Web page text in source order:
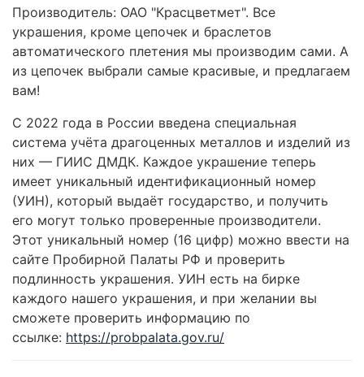
Производитель: ОАО "Красцветмет". Все
украшения, кроме цепочек и браслетов
автоматического плетения мы производим сами. А
из цепочек выбрали самые красивые, и предлагаем
вам!
С 2022 года в России введена специальная
система учёта драгоценных металлов и изделий из
них — ГИИС ДМДК. Каждое украшение теперь
имеет уникальный идентификационный номер
(УИН), который выдаёт государство, и получить
его могут только проверенные производители.
Этот уникальный номер (16 цифр) можно ввести на
сайте Пробирной Палаты РФ и проверить
подлинность украшения. УИН есть на бирке
каждого нашего украшения, и при желании вы
сможете проверить информацию по
ссылке: https://probpalata.gov.ru/